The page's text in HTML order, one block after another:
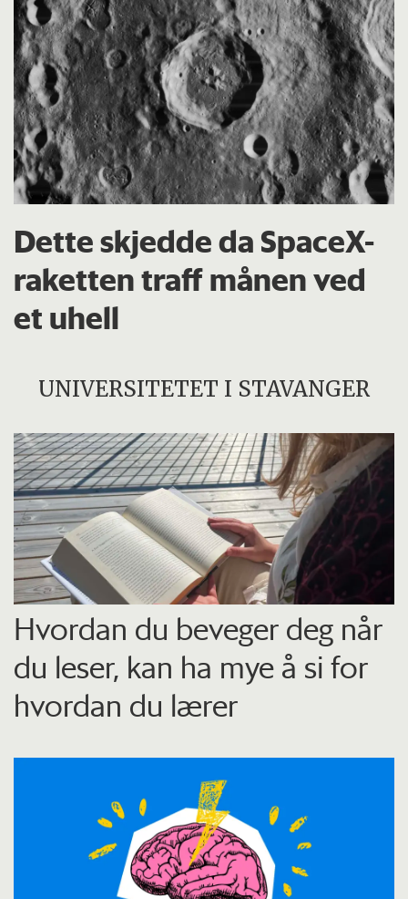
Dette skjedde da SpaceX-
raketten traff månen ved
et uhell
UNIVERSITETET I STAVANGER
Hvordan du beveger deg når
du leser, kan ha mye å si for
hvordan du lærer